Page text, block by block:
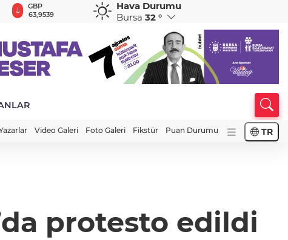
GBP
63,9539
CHF
58,5984
CAD
33,9769
Hava Durumu
Bursa 32 °
Video Galeri Foto Galeri Fikstür Puan Durumu TR
protesto edildi